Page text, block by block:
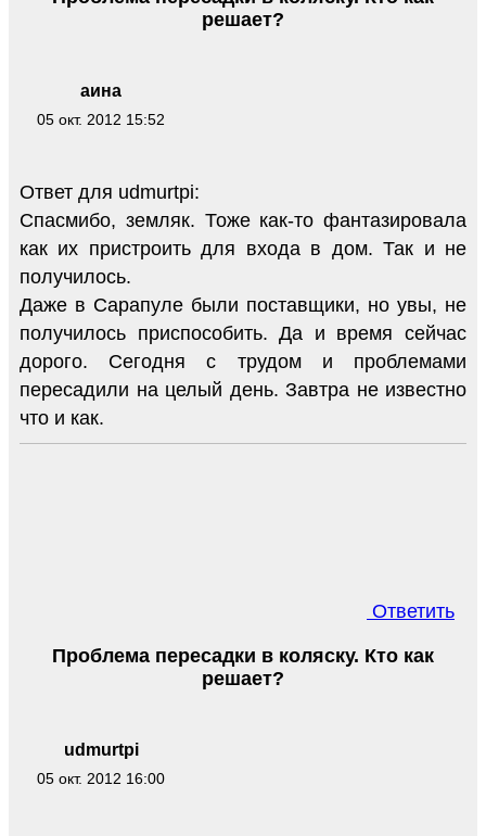
аина
05 окт. 2012 15:52
решает?
Ответ для udmurtpi:
Спасмибо, земляк. Тоже как-то фантазировала
как их пристроить для входа в дом. Так и не
получилось.
Даже в Сарапуле были поставщики, но увы, не
получилось приспособить. Да и время сейчас
дорого. Сегодня с трудом и проблемами
пересадили на целый день. Завтра не известно
что и как.
Ответить
udmurtpi
05 окт. 2012 16:00
Проблема пересадки в коляску. Кто как
решает?